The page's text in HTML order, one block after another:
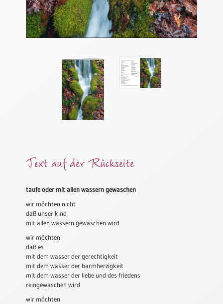
Meditation
Stille
Taufe
Schulanfang
Kindergeburtstag
Konfirmation
Firmung
Text auf der Rückseite
taufe oder mit allen wassern gewaschen
wir möchten nicht
daß unser kind
mit allen wassern gewaschen wird
wir möchten
daß es
mit dem wasser der gerechtigkeit
mit dem wasser der barmherzigkeit
mit dem wasser der liebe und des friedens
reingewaschen wird
wir möchten